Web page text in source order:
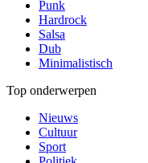
Punk
Hardrock
Salsa
Dub
Minimalistisch
Top onderwerpen
Nieuws
Cultuur
Sport